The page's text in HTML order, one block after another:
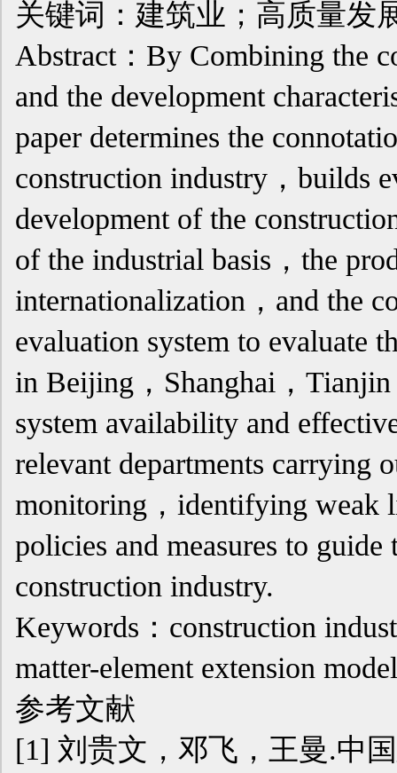
关键词：建筑业；高质量发
Abstract：By Combining the
and the development
paper determines the
construction industry，builds
development of the
of the industrial basis，the
internationalization，and the
evaluation system to evaluate
in Beijing，Shanghai，
system availability and
relevant departments carrying
monitoring，identifying weak
policies and measures to
construction industry.
Keywords：construction
matter-element extension
参考文献
[1] 刘贵文，邓飞，王曼.中